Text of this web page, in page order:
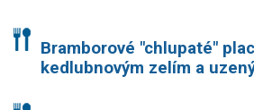
Bramborové "chlupaté"
kedlubnovým zelím a